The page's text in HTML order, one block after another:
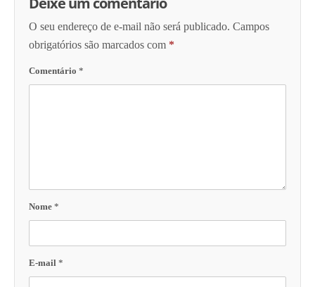
O seu endereço de e-mail não será publicado. Campos
obrigatórios são marcados com *
Comentário *
Nome *
E-mail *